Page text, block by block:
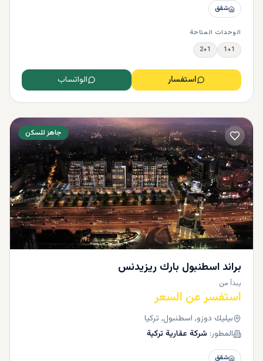
شقق
الوحدات المتاحة
1+1
2+1
استفسار الواتساب
جاهز للسكن
براند اسطنبول بارك ريزيدنس
يبدأ من
استفسر عن السعر
بيليك دوزو, اسطنبول, تركيا
المطور: شركة عقارية تركية
شقق